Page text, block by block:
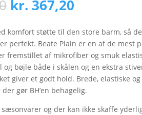
Original
price
was:
kr. 459,00.
kr. 367,20Current
is:
kr. 367,20.
komfort støtte til den store barm, så
perfekt. Beate Plain er en af de mest
fremstillet af mikrofiber og smuk
og bøjle både i skålen og en ekstra
giver et godt hold. Brede, elastiske
gør BH’en behagelig.
sæsonvarer og der kan ikke skaffe